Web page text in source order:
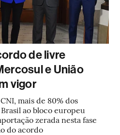
de livre
e União
vigor
mais de 80% dos
ao bloco europeu
zerada nesta fase
do acordo